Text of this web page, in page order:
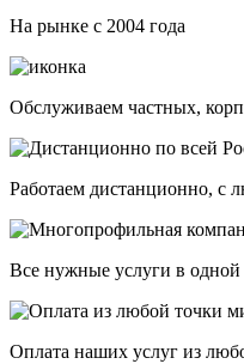
На рынке с 2004 года
Обслуживаем частных,
Работаем дистанционно, с
Все нужные услуги в
Оплата наших услуг из